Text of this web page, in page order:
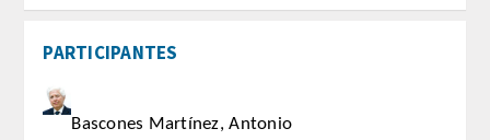
Números anteriores
APERTURA DE CURSO
PARTICIPANTES
Bascones Martínez, Antonio